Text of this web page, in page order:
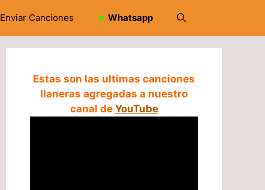
Enviar Canciones ➤ Whatsapp
Estas son las ultimas canciones
llaneras agregadas a nuestro
canal de YouTube